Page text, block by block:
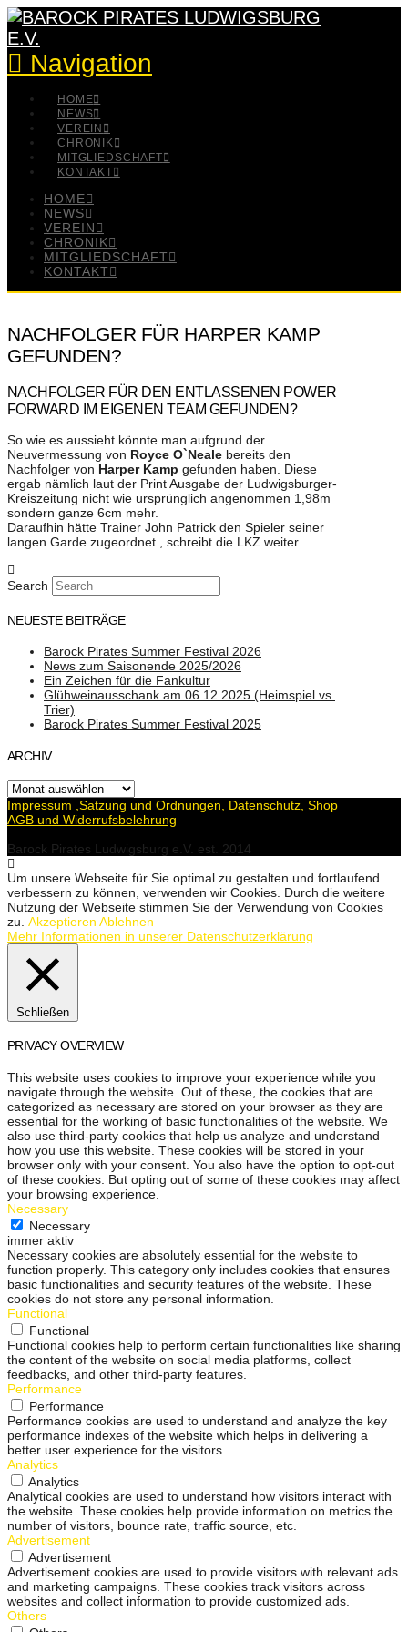
Navigation
HOME
NEWS
VEREIN
CHRONIK
MITGLIEDSCHAFT
KONTAKT
HOME
NEWS
VEREIN
CHRONIK
MITGLIEDSCHAFT
KONTAKT
NACHFOLGER FÜR HARPER KAMP
GEFUNDEN?
NACHFOLGER FÜR DEN ENTLASSENEN POWER
FORWARD IM EIGENEN TEAM GEFUNDEN?
So wie es aussieht könnte man aufgrund der
Neuvermessung von Royce O`Neale bereits den
Nachfolger von Harper Kamp gefunden haben. Diese
ergab nämlich laut der Print Ausgabe der Ludwigsburger-
Kreiszeitung nicht wie ursprünglich angenommen 1,98m
sondern ganze 6cm mehr.
Daraufhin hätte Trainer John Patrick den Spieler seiner
langen Garde zugeordnet , schreibt die LKZ weiter.
Search
NEUESTE BEITRÄGE
Barock Pirates Summer Festival 2026
News zum Saisonende 2025/2026
Ein Zeichen für die Fankultur
Glühweinausschank am 06.12.2025 (Heimspiel vs.
Trier)
Barock Pirates Summer Festival 2025
ARCHIV
Archiv
Impressum ,Satzung und Ordnungen, Datenschutz, Shop
AGB und Widerrufsbelehrung
Barock Pirates Ludwigsburg e.V. est. 2014
Um unsere Webseite für Sie optimal zu gestalten und fortlaufend
verbessern zu können, verwenden wir Cookies. Durch die weitere
Nutzung der Webseite stimmen Sie der Verwendung von Cookies
zu. Akzeptieren Ablehnen
Mehr Informationen in unserer Datenschutzerklärung
Schließen
PRIVACY OVERVIEW
This website uses cookies to improve your experience while you
navigate through the website. Out of these, the cookies that are
categorized as necessary are stored on your browser as they are
essential for the working of basic functionalities of the website. We
also use third-party cookies that help us analyze and understand
how you use this website. These cookies will be stored in your
browser only with your consent. You also have the option to opt-out
of these cookies. But opting out of some of these cookies may affect
your browsing experience.
Necessary
Necessary
immer aktiv
Necessary cookies are absolutely essential for the website to
function properly. This category only includes cookies that ensures
basic functionalities and security features of the website. These
cookies do not store any personal information.
Functional
Functional
Functional cookies help to perform certain functionalities like sharing
the content of the website on social media platforms, collect
feedbacks, and other third-party features.
Performance
Performance
Performance cookies are used to understand and analyze the key
performance indexes of the website which helps in delivering a
better user experience for the visitors.
Analytics
Analytics
Analytical cookies are used to understand how visitors interact with
the website. These cookies help provide information on metrics the
number of visitors, bounce rate, traffic source, etc.
Advertisement
Advertisement
Advertisement cookies are used to provide visitors with relevant ads
and marketing campaigns. These cookies track visitors across
websites and collect information to provide customized ads.
Others